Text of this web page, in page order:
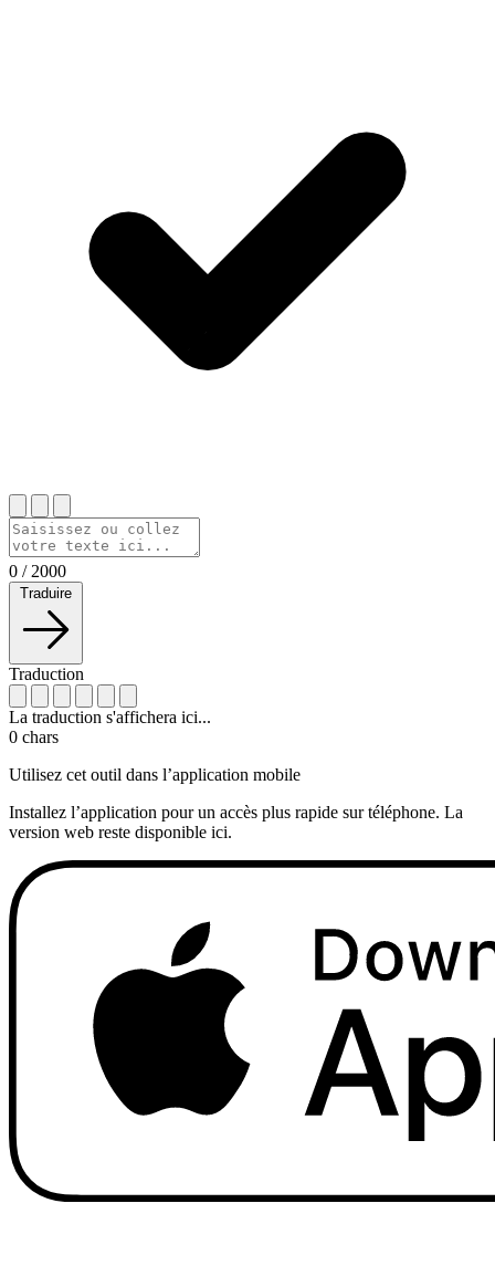
0 / 2000
Traduire
Traduction
La traduction s'affichera ici...
0 chars
Utilisez cet outil dans l’application mobile
Installez l’application pour un accès plus rapide sur téléphone. La
version web reste disponible ici.